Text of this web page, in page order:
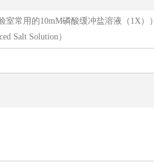
室常用的10mM磷酸缓冲盐溶液（1X））
Salt Solution）